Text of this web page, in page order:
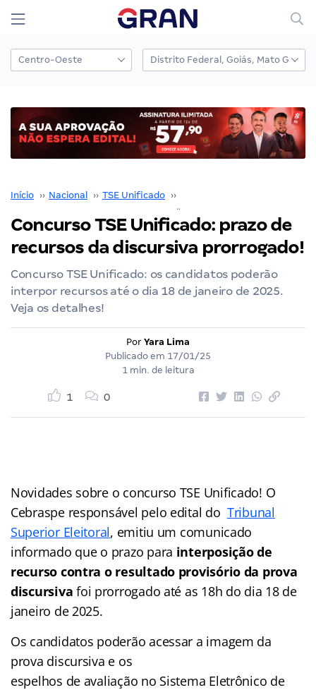
Início ›› Nacional ›› TSE Unificado ››
Concurso TSE Unificado: prazo de
recursos da discursiva prorrogado!
Concurso TSE Unificado: os candidatos poderão
interpor recursos até o dia 18 de janeiro de 2025.
Veja os detalhes!
Por Yara Lima
Publicado em 17/01/25
1 min. de leitura
1 0
Novidades sobre o concurso TSE Unificado! O
Cebraspe responsável pelo edital doTribunal
Superior Eleitoral, emitiu um comunicado
informado que o prazo para interposição de
recurso contra o resultado provisório da prova
discursiva foi prorrogado até as 18h do dia 18 de
janeiro de 2025.
Os candidatos poderão acessar a imagem da
prova discursiva e os
espelhos de avaliação no Sistema Eletrônico de